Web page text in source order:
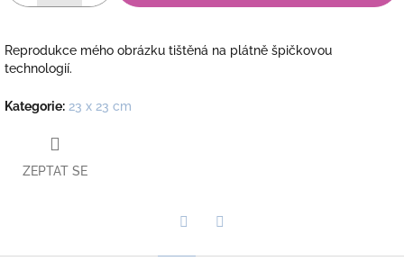
Reprodukce mého obrázku tištěná na plátně špičkovou
technologií.
Kategorie: 23 x 23 cm
ZEPTAT SE